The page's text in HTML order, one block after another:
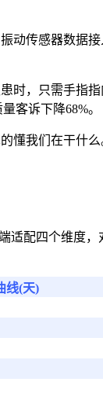
动传感器数据
时，只需手指
客诉下降68%。
我们在干什
适配四个维度
线(天)